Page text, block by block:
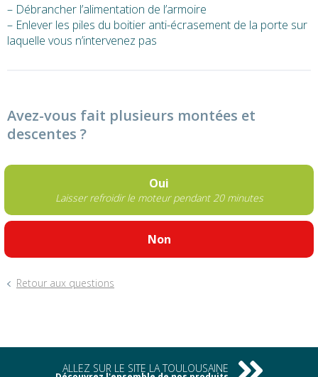
– Débrancher l’alimentation de l’armoire
– Enlever les piles du boitier anti-écrasement de la porte sur
laquelle vous n’intervenez pas
Avez-vous fait plusieurs montées et
descentes ?
Oui
Laisser refroidir le moteur pendant 20 minutes
Non
Retour aux questions
ALLEZ SUR LE SITE LA TOULOUSAINE